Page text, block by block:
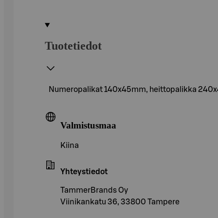
Tuotetiedot
Numeropalikat 140x45mm, heittopalikka
Valmistusmaa
Kiina
Yhteystiedot
TammerBrands Oy
Viinikankatu 36, 33800 Tampere